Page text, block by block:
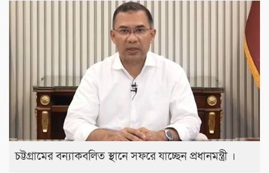
চট্টগ্রামের বন্যাকবলিত স্থানে সফরে যাচ্ছেন প্রধানমন্ত্রী ।